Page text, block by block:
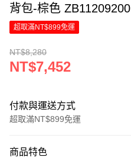
背包-棕色 ZB11209200
超取滿NT$899免運
NT$8,280
NT$7,452
付款與運送方式
超取滿NT$899免運
信用卡一次付款
商品特色